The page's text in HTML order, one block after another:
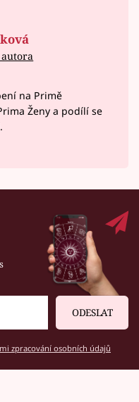
na Primě
Ženy a podílí se
ODESLAT
zpracování osobních údajů